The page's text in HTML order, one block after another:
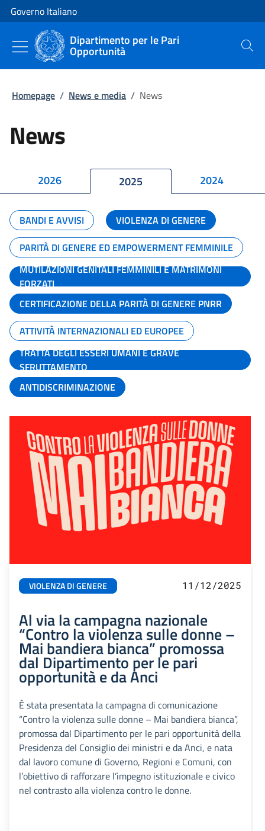
Vai al contenuto
Vai alla navigazione del sito
Governo Italiano
Dipartimento per le Pari
Opportunità Cerca
Homepage / News e media / News
News
2026 2025 2024
BANDI E AVVISI
VIOLENZA DI GENERE
PARITÀ DI GENERE ED EMPOWERMENT FEMMINILE
MUTILAZIONI GENITALI FEMMINILI E MATRIMONI
FORZATI
CERTIFICAZIONE DELLA PARITÀ DI GENERE PNRR
ATTIVITÀ INTERNAZIONALI ED EUROPEE
TRATTA DEGLI ESSERI UMANI E GRAVE
SFRUTTAMENTO
ANTIDISCRIMINAZIONE
VIOLENZA DI GENERE 11/12/2025
Al via la campagna nazionale
“Contro la violenza sulle donne –
Mai bandiera bianca” promossa
dal Dipartimento per le pari
opportunità e da Anci
È stata presentata la campagna di comunicazione
“Contro la violenza sulle donne – Mai bandiera bianca”,
promossa dal Dipartimento per le pari opportunità della
Presidenza del Consiglio dei ministri e da Anci, e nata
dal lavoro comune di Governo, Regioni e Comuni, con
l’obiettivo di rafforzare l’impegno istituzionale e civico
nel contrasto alla violenza contro le donne.